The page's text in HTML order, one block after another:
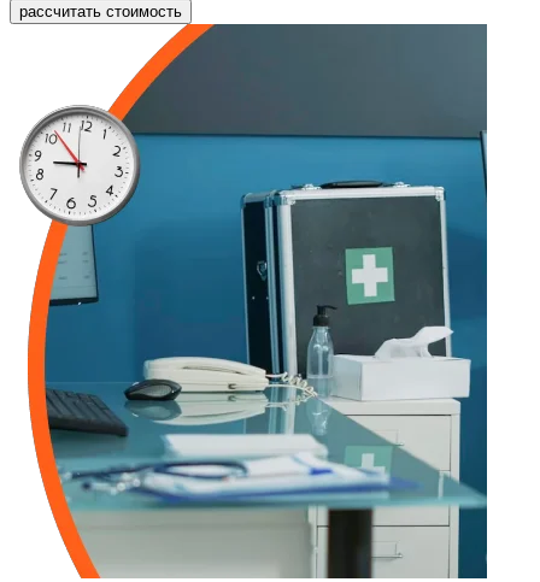
рассчитать стоимость